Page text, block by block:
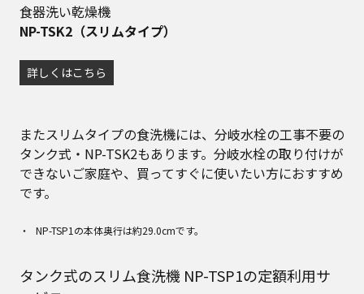
食器洗い乾燥機
NP-TSK2（スリムタイプ）
詳しくはこちら
またスリムタイプの食洗機には、分岐水栓の工事不要の
タンク式・NP-TSK2もあります。分岐水栓の取り付けが
できないご家庭や、買ってすぐに使いたい方におすすめ
です。
NP-TSP1の本体奥行は約29.0cmです。
タンク式のスリム食洗機 NP-TSP1の定額利用サ